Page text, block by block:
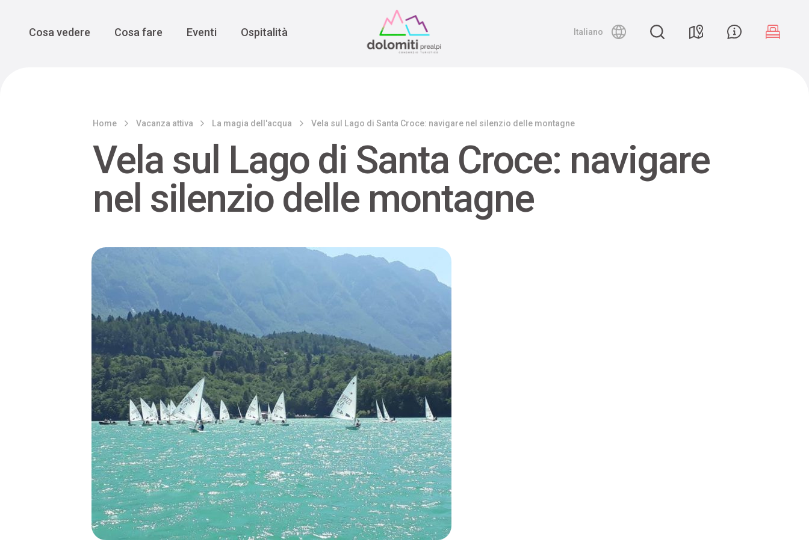
Main Navigation
Cosa vedere Cosa fare Eventi Ospitalità Italiano
Home Vacanza attiva La magia dell'acqua Vela sul Lago di Santa Croce: navigare nel silenzio delle montagne
Vela sul Lago di Santa Croce: navigare
nel silenzio delle montagne